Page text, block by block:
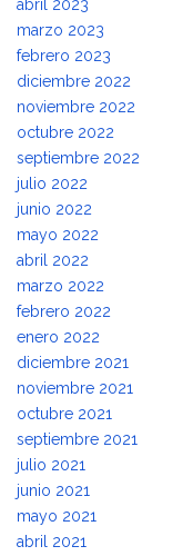
abril 2023
marzo 2023
febrero 2023
diciembre 2022
noviembre 2022
octubre 2022
septiembre 2022
julio 2022
junio 2022
mayo 2022
abril 2022
marzo 2022
febrero 2022
enero 2022
diciembre 2021
noviembre 2021
octubre 2021
septiembre 2021
julio 2021
junio 2021
mayo 2021
abril 2021